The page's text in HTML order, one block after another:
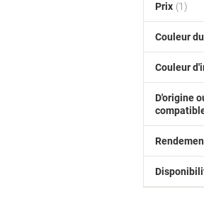
Prix (1)
Couleur
Couleur
D'origine